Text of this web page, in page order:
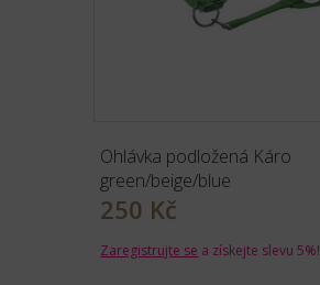
Ohlávka podložená Káro
green/beige/blue
250 Kč
Zaregistrujte se a získejte slevu 5%!